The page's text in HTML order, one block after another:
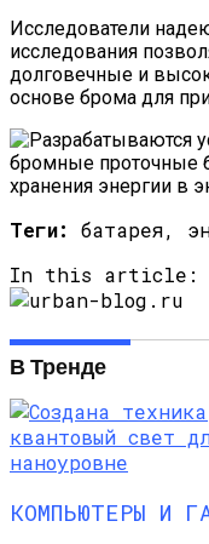
Исследователи
исследования
долговечные и
основе брома для
Теги:
батарея,
In this article:
В Тренде
КОМПЬЮТЕРЫ И